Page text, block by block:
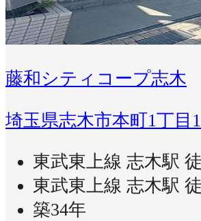
藤和シティコープ志木
埼玉県志木市本町1丁目
東武東上線 志木駅
東武東上線 志木駅
築34年